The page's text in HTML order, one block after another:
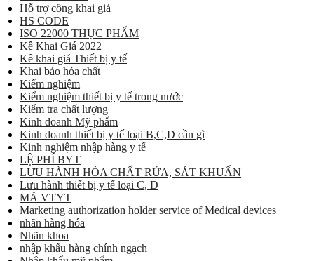
Hỗ trợ công khai giá
HS CODE
ISO 22000 THỰC PHẨM
Kê Khai Giá 2022
Kê khai giá Thiết bị y tế
Khai báo hóa chất
Kiểm nghiệm
Kiểm nghiệm thiết bị y tế trong nước
Kiểm tra chất lượng
Kinh doanh Mỹ phẩm
Kinh doanh thiết bị y tế loại B,C,D cần gì
Kinh nghiệm nhập hàng y tế
LỆ PHÍ BYT
LƯU HÀNH HÓA CHẤT RỬA, SÁT KHUẨN
Lưu hành thiết bị y tế loại C, D
MÃ VTYT
Marketing authorization holder service of Medical devices
nhãn hàng hóa
Nhãn khoa
nhập khẩu hàng chính ngạch